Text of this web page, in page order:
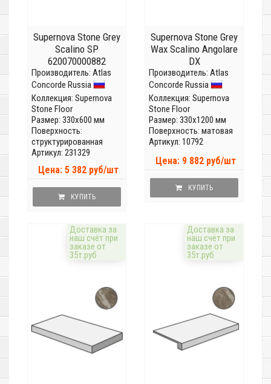
Supernova Stone Grey
Scalino SP
620070000882
Производитель: Atlas
Concorde Russia
Коллекция: Supernova
Stone Floor
Размер: 330x600 мм
Поверхность:
структурированная
Артикул: 231329
Цена: 5 382 руб/шт
КУПИТЬ
Supernova Stone Grey
Wax Scalino Angolare
DX
Производитель: Atlas
Concorde Russia
Коллекция: Supernova
Stone Floor
Размер: 330x1200 мм
Поверхность: матовая
Артикул: 10792
Цена: 9 882 руб/шт
КУПИТЬ
Доставка за
наш счёт при
заказе от
35т.руб
Доставка за
наш счёт при
заказе от
35т.руб